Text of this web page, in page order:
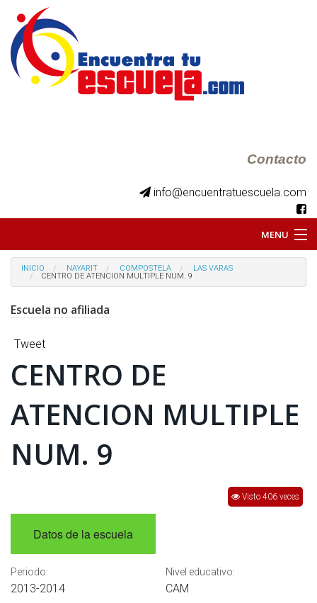
Contacto
info@encuentratuescuela.com
MENU
INICIO
CONTRATA PUBLICIDAD
INICIO NAYARIT COMPOSTELA
LAS VARAS
CENTRO DE ATENCION MULTIPLE NUM. 9
Escuela no afiliada
Tweet
CENTRO DE
ATENCION MULTIPLE
NUM. 9
Visto 406 veces
Datos de la escuela
Periodo:
2013-2014
Nivel educativo:
CAM